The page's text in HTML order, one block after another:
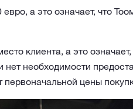
а это означает, что
клиента, а это
необходимости
первоначальной цены